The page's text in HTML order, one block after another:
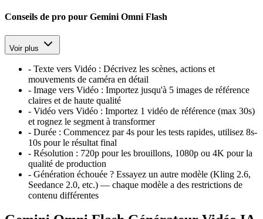
Conseils de pro pour Gemini Omni Flash
Voir plus
- Texte vers Vidéo : Décrivez les scènes, actions et
mouvements de caméra en détail
- Image vers Vidéo : Importez jusqu'à 5 images de référence
claires et de haute qualité
- Vidéo vers Vidéo : Importez 1 vidéo de référence (max 30s)
et rognez le segment à transformer
- Durée : Commencez par 4s pour les tests rapides, utilisez 8s-
10s pour le résultat final
- Résolution : 720p pour les brouillons, 1080p ou 4K pour la
qualité de production
- Génération échouée ? Essayez un autre modèle (Kling 2.6,
Seedance 2.0, etc.) — chaque modèle a des restrictions de
contenu différentes